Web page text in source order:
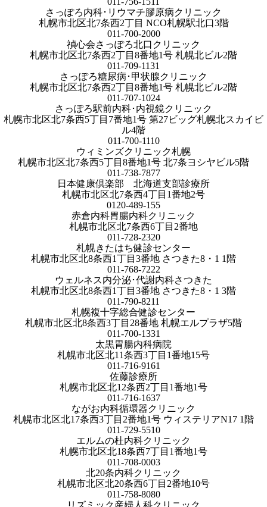
さっぽろ内科･リウマチ膠原病クリニック
札幌市北区北7条西2丁目 NCO札幌駅北口3階
011-700-2000
禎心会さっぽろ北口クリニック
札幌市北区北7条西2丁目8番地1号 札幌北ビル2階
011-709-1131
さっぽろ糖尿病･甲状腺クリニック
札幌市北区北7条西2丁目8番地1号 札幌北ビル2階
011-707-1024
さっぽろ駅前内科･内視鏡クリニック
札幌市北区北7条西5丁目7番地1号 第27ビッグ札幌北スカイビ
ル4階
011-700-1110
ウィミンズクリニック札幌
札幌市北区北7条西5丁目8番地1号 北7条ヨシヤビル5階
011-738-7877
日本健康倶楽部 北海道支部診療所
札幌市北区北7条西4丁目1番地2号
0120-489-155
赤倉内科胃腸内科クリニック
札幌市北区北7条西6丁目2番地
011-728-2320
札幌きたはち健診センター
札幌市北区北8条西1丁目3番地 さつきた8・1 1階
011-768-7222
ウェルネス内分泌･代謝内科さつきた
札幌市北区北8条西1丁目3番地 さつきた8・1 3階
011-790-8211
札幌複十字総合健診センター
札幌市北区北8条西3丁目28番地 札幌エルプラザ5階
011-700-1331
太黒胃腸内科病院
札幌市北区北11条西3丁目1番地15号
011-716-9161
佐藤診療所
札幌市北区北12条西2丁目1番地1号
011-716-1637
ながお内科循環器クリニック
札幌市北区北17条西3丁目2番地1号 ウィステリアN17 1階
011-729-5510
エルムの杜内科クリニック
札幌市北区北18条西7丁目1番地1号
011-708-0003
北20条内科クリニック
札幌市北区北20条西6丁目2番地10号
011-758-8080
リズミック産婦人科クリニック